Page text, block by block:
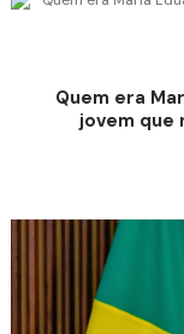
Quem era
jovem que